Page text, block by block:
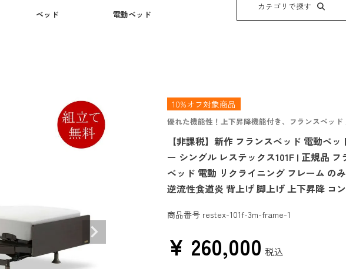
ベッド 電動ベッド
カテゴリで探す
10%オフ対象商品
優れた機能性！上下昇降機能付き、フランスベッ
【非課税】新作 フランスベッド 電動ベ
ー シングル レステックス101F | 正規品
ベッド 電動 リクライニング フレーム の
逆流性食道炎 背上げ 脚上げ 上下昇降 コ
商品番号 restex-101f-3m-frame-1
¥ 260,000 税込